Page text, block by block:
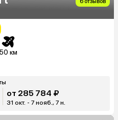
50 км
от 285 784 ₽
31 окт. - 7 нояб., 7 н.